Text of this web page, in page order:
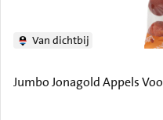
Jumbo Jonagold Appels
Van dichtbij